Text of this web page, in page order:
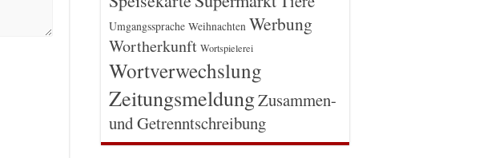
Umgangssprache Weihnachten Werbung
Wortherkunft Wortspielerei
Wortverwechslung
ZeitungsmeldungZusammen-
und Getrenntschreibung